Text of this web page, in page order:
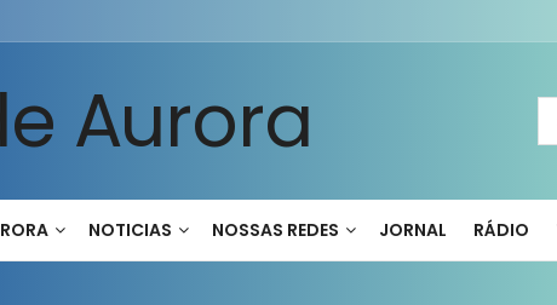
NOTICIAS NOSSAS REDES JORNAL RÁDIO